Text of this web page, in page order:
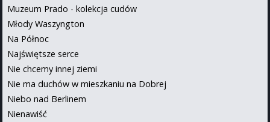
Muzeum Prado - kolekcja cudów
Młody Waszyngton
Na Północ
Najświętsze serce
Nie chcemy innej ziemi
Nie ma duchów w mieszkaniu na Dobrej
Niebo nad Berlinem
Nienawiść